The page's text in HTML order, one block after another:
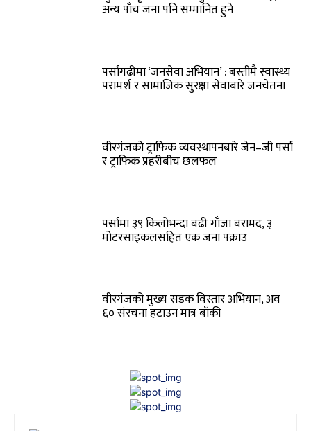
अन्य पाँच जना पनि सम्मानित हुने
पर्सागढीमा ‘जनसेवा अभियान’ : बस्तीमै स्वास्थ्य
परामर्श र सामाजिक सुरक्षा सेवाबारे जनचेतना
वीरगंजकाे ट्राफिक व्यवस्थापनबारे जेन–जी पर्सा
र ट्राफिक प्रहरीबीच छलफल
पर्सामा ३९ किलोभन्दा बढी गाँजा बरामद, ३
मोटरसाइकलसहित एक जना पक्राउ
वीरगंजको मुख्य सडक विस्तार अभियान, अव
६० संरचना हटाउन मात्र बाँकी